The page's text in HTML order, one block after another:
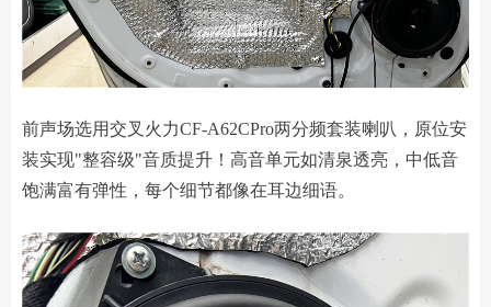
前声场选用交叉火力CF-A62CPro两分频套装喇叭，原位安
装实现"整容级"音质提升！高音单元如清泉透亮，中低音
饱满富有弹性，每个细节都像在耳边细语。